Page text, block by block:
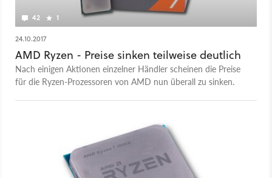
42 1
24.10.2017
AMD Ryzen - Preise sinken teilweise deutlich
Nach einigen Aktionen einzelner Händler scheinen die Preise
für die Ryzen-Prozessoren von AMD nun überall zu sinken.